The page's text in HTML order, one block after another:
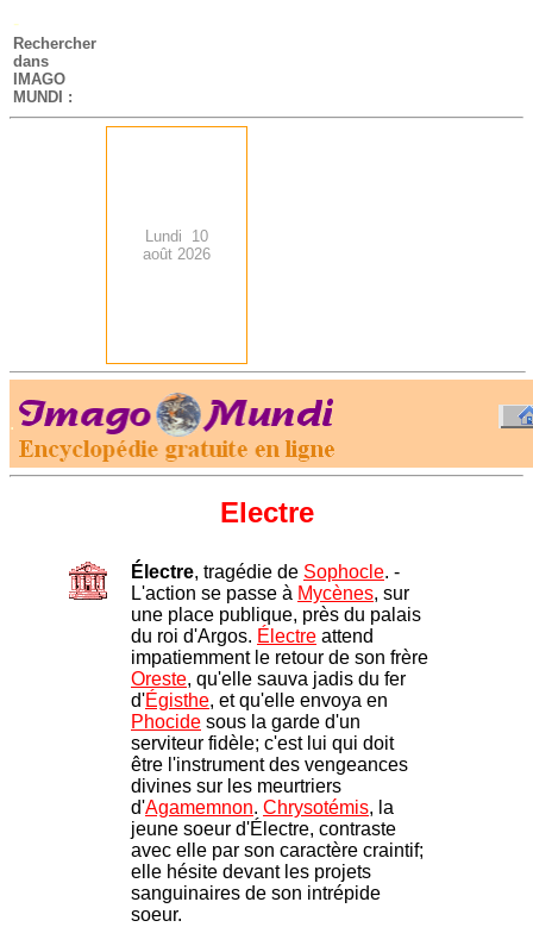
-
Rechercher
dans
IMAGO
MUNDI :
Lundi 10
août 2026
.
Electre
Électre, tragédie de Sophocle. -
L'action se passe à Mycènes, sur
une place publique, près du palais
du roi d'Argos. Électre attend
impatiemment le retour de son frère
Oreste, qu'elle sauva jadis du fer
d'Égisthe, et qu'elle envoya en
Phocide sous la garde d'un
serviteur fidèle; c'est lui qui doit
être l'instrument des vengeances
divines sur les meurtriers
d'Agamemnon. Chrysotémis, la
jeune soeur d'Électre, contraste
avec elle par son caractère craintif;
elle hésite devant les projets
sanguinaires de son intrépide
soeur.